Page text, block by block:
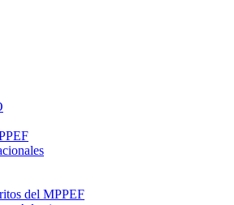
del MPPEF